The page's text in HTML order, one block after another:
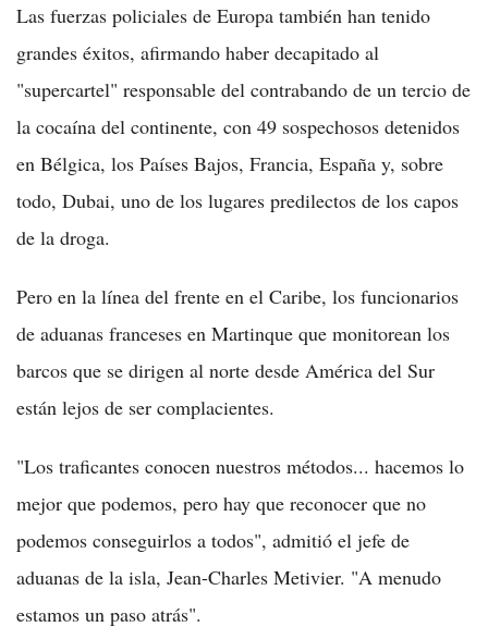
Las fuerzas policiales de Europa también han tenido
grandes éxitos, afirmando haber decapitado al
"supercartel" responsable del contrabando de un tercio de
la cocaína del continente, con 49 sospechosos detenidos
en Bélgica, los Países Bajos, Francia, España y, sobre
todo, Dubai, uno de los lugares predilectos de los capos
de la droga.
Pero en la línea del frente en el Caribe, los funcionarios
de aduanas franceses en Martinque que monitorean los
barcos que se dirigen al norte desde América del Sur
están lejos de ser complacientes.
"Los traficantes conocen nuestros métodos... hacemos lo
mejor que podemos, pero hay que reconocer que no
podemos conseguirlos a todos", admitió el jefe de
aduanas de la isla, Jean-Charles Metivier. "A menudo
estamos un paso atrás".